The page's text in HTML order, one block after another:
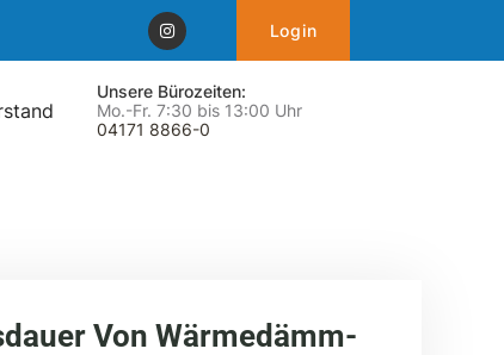
Login
Unsere Bürozeiten:
Mo.-Fr. 7:30 bis 13:00 Uhr
04171 8866-0
Von Wärmedämm-